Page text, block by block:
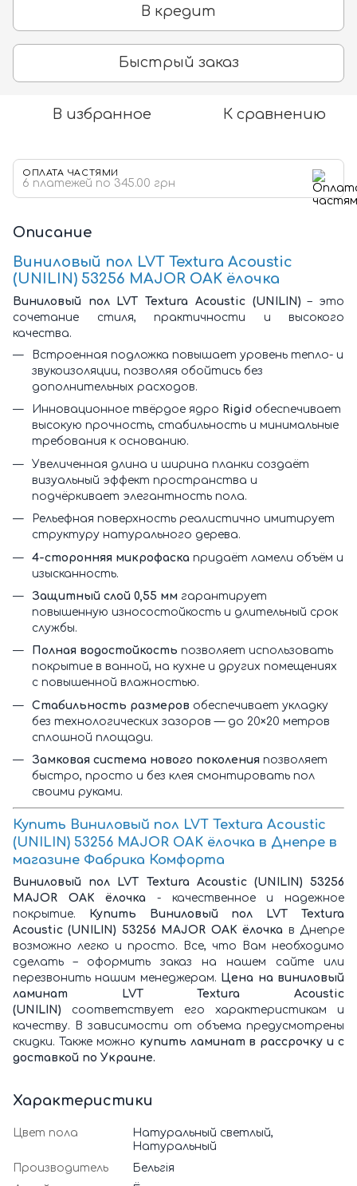
В кредит
Быстрый заказ
В избранное К сравнению
ОПЛАТА ЧАСТЯМИ
6 платежей по 345.00 грн
Описание
Виниловый пол LVT Textura Acoustic
(UNILIN) 53256 MAJOR OAK ёлочка
Виниловый пол LVT Textura Acoustic (UNILIN)
– это
сочетание стиля, практичности и высокого
качества.
Встроенная подложка повышает уровень тепло- и
звукоизоляции, позволяя обойтись без
дополнительных расходов.
Инновационное твёрдое ядро Rigid обеспечивает
высокую прочность, стабильность и минимальные
требования к основанию.
Увеличенная длина и ширина планки создаёт
визуальный эффект пространства и
подчёркивает элегантность пола.
Рельефная поверхность реалистично имитирует
структуру натурального дерева.
4-сторонняя микрофаска придаёт ламели объём и
изысканность.
Защитный слой 0,55 мм гарантирует
повышенную износостойкость и длительный срок
службы.
Полная водостойкость позволяет использовать
покрытие в ванной, на кухне и других помещениях
с повышенной влажностью.
Стабильность размеров обеспечивает укладку
без технологических зазоров — до 20×20 метров
сплошной площади.
Замковая система нового поколения позволяет
быстро, просто и без клея смонтировать пол
своими руками.
Купить Виниловый пол LVT Textura Acoustic
(UNILIN) 53256 MAJOR OAK ёлочка в Днепре в
магазине Фабрика Комфорта
Виниловый пол LVT Textura Acoustic (UNILIN) 53256
MAJOR OAK ёлочка - качественное и надежное
покрытие. Купить Виниловый пол LVT Textura
Acoustic (UNILIN) 53256 MAJOR OAK ёлочка в Днепре
возможно легко и просто. Все, что Вам необходимо
сделать – оформить заказ на нашем сайте или
перезвонить нашим менеджерам. Цена на виниловый
ламинат LVT Textura Acoustic
(UNILIN) соответствует его характеристикам и
качеству. В зависимости от объема предусмотрены
скидки. Также можно купить ламинат в рассрочку и с
доставкой по Украине.
Характеристики
Цвет пола
Натуральный светлый,
Натуральный
Производитель
Бельгія